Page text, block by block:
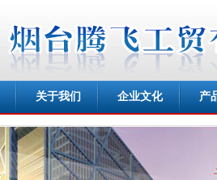
关于我们 企业文化 产